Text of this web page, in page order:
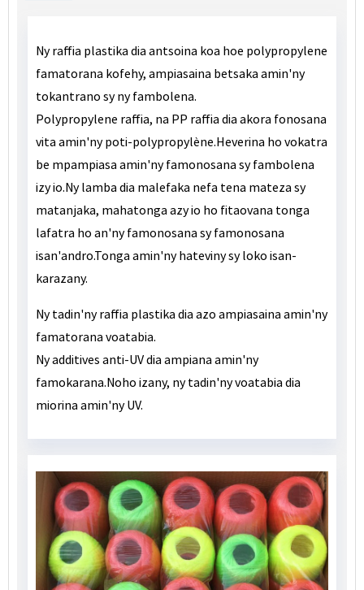
Ny raffia plastika dia antsoina koa hoe polypropylene
famatorana kofehy, ampiasaina betsaka amin'ny
tokantrano sy ny fambolena.
Polypropylene raffia, na PP raffia dia akora fonosana
vita amin'ny poti-polypropylène.Heverina ho vokatra
be mpampiasa amin'ny famonosana sy fambolena
izy io.Ny lamba dia malefaka nefa tena mateza sy
matanjaka, mahatonga azy io ho fitaovana tonga
lafatra ho an'ny famonosana sy famonosana
isan'andro.Tonga amin'ny hateviny sy loko isan-
karazany.
Ny tadin'ny raffia plastika dia azo ampiasaina amin'ny
famatorana voatabia.
Ny additives anti-UV dia ampiana amin'ny
famokarana.Noho izany, ny tadin'ny voatabia dia
miorina amin'ny UV.